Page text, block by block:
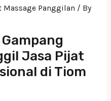
Massage Panggilan / By
Jasa Pijat
di Tiom